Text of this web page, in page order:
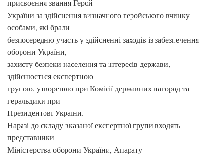
присвоєння звання Герой
України за здійснення визначного геройського вчинку
особами, які брали
безпосередню участь у здійсненні заходів із забезпечення
оборони України,
захисту безпеки населення та інтересів держави,
здійснюється експертною
групою, утвореною при Комісії державних нагород та
геральдики при
Президентові України.
Наразі до складу вказаної експертної групи входять
представники
Міністерства оборони України, Апарату